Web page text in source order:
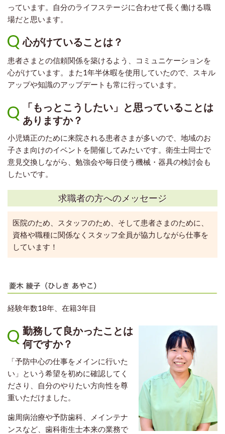
っています。自分のライフステージに合わせて長く働ける職
場だと思います。
心がけていることは？
患者さまとの信頼関係を築けるよう、コミュニケーションを
心がけています。また1年半休暇を使用していたので、スキル
アップや知識のアップデートも常に行っています。
「もっとこうしたい」と思っていることは
ありますか？
小児矯正のために来院される患者さまが多いので、地域のお
子さま向けのイベントを開催してみたいです。衛生士同士で
意見交換しながら、勉強会や毎日使う機械・器具の検討会も
したいです。
求職者の方へのメッセージ
医院のため、スタッフのため、そして患者さまのために、
資格や職種に関係なくスタッフ全員が協力しながら仕事を
しています！
経験年数18年、在籍3年目
勤務して良かったことは
何ですか？
「予防中心の仕事をメインに行いた
い」という希望を初めに確認してく
ださり、自分のやりたい方向性を尊
重いただけました。
歯周病治療や予防歯科、メインテナ
ンスなど、歯科衛生士本来の業務で